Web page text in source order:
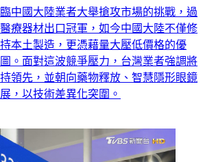
中國大陸業者大舉搶攻市場的挑戰，過
療器材出口冠軍，如今中國大陸不僅修
本土製造，更憑藉量大壓低價格的優
。面對這波競爭壓力，台灣業者強調將
領先，並朝向藥物釋放、智慧隱形眼鏡
，以技術差異化突圍。